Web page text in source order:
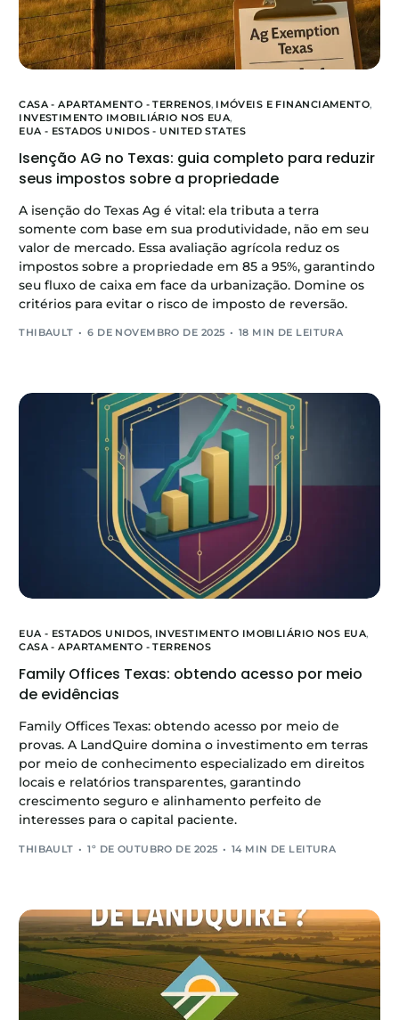
CASA - APARTAMENTO - TERRENOS, IMÓVEIS E FINANCIAMENTO,
INVESTIMENTO IMOBILIÁRIO NOS EUA,
EUA - ESTADOS UNIDOS - UNITED STATES
Isenção AG no Texas: guia completo para reduzir
seus impostos sobre a propriedade
A isenção do Texas Ag é vital: ela tributa a terra
somente com base em sua produtividade, não em seu
valor de mercado. Essa avaliação agrícola reduz os
impostos sobre a propriedade em 85 a 95%, garantindo
seu fluxo de caixa em face da urbanização. Domine os
critérios para evitar o risco de imposto de reversão.
THIBAULT 6 DE NOVEMBRO DE 2025 18 MIN DE LEITURA
EUA - ESTADOS UNIDOS, INVESTIMENTO IMOBILIÁRIO NOS EUA,
CASA - APARTAMENTO - TERRENOS
Family Offices Texas: obtendo acesso por meio
de evidências
Family Offices Texas: obtendo acesso por meio de
provas. A LandQuire domina o investimento em terras
por meio de conhecimento especializado em direitos
locais e relatórios transparentes, garantindo
crescimento seguro e alinhamento perfeito de
interesses para o capital paciente.
THIBAULT 1º DE OUTUBRO DE 2025 14 MIN DE LEITURA